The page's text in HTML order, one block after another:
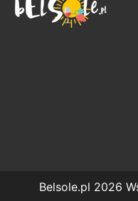
Belsole.pl 2026